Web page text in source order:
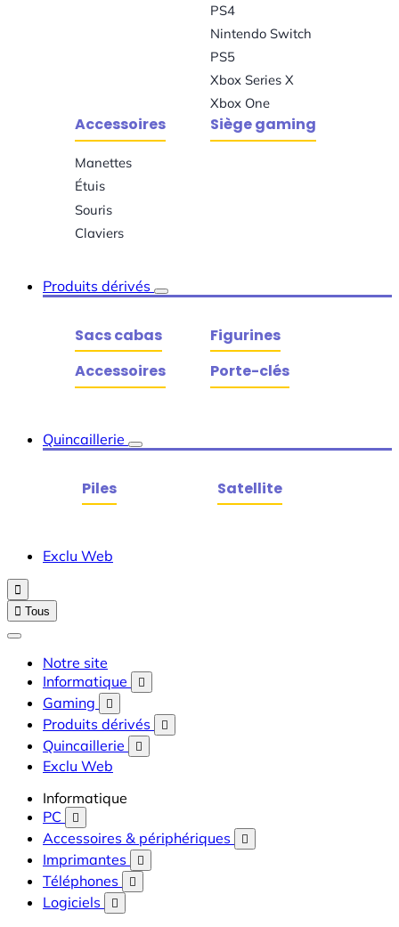
PS4
Nintendo Switch
PS5
Xbox Series X
Xbox One
Accessoires
Manettes
Étuis
Souris
Claviers
Siège gaming
Produits dérivés
Sacs cabas
Figurines
Accessoires
Porte-clés
Quincaillerie
Piles Satellite
Exclu Web

 Tous
Notre site
Informatique

Gaming 
Produits dérivés 
Quincaillerie 
Exclu Web
Informatique
PC

Accessoires & périphériques 
Imprimantes 
Téléphones 
Logiciels 